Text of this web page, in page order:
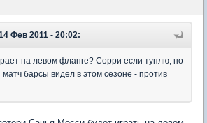
Фев 2011 - 20:02:
на левом фланге? Сорри если туплю, но
барсы видел в этом сезоне - против